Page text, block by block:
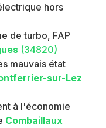
hors
de turbo, FAP
(34820)
mauvais état
sur-Lez
à l'économie
Combaillaux